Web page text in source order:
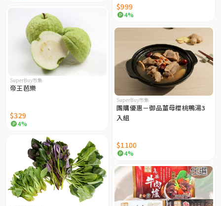
$999
4%
SuperBuy市集
帝王芭樂
$329
4%
SuperBuy市集
團購優惠－御品薑母櫻桃鴨湯3
入組
$1100
4%